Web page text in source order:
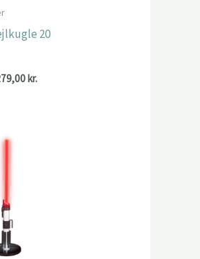
20
kr.Den